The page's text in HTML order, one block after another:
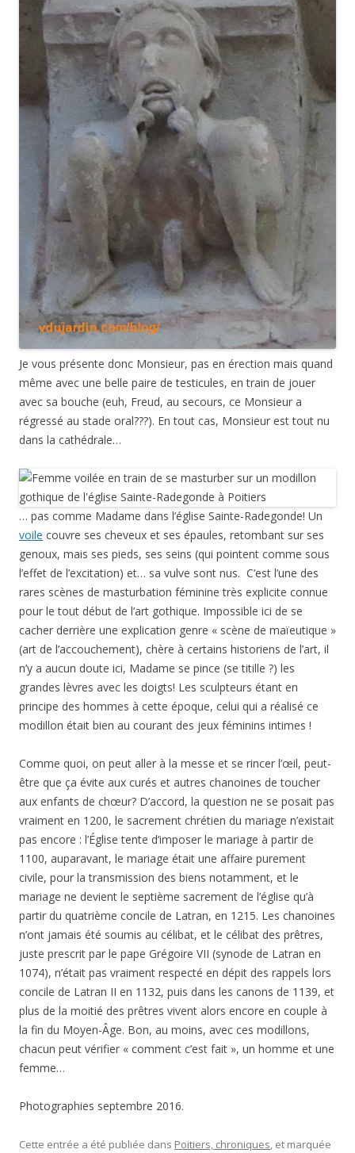
Je vous présente donc Monsieur, pas en érection mais quand
même avec une belle paire de testicules, en train de jouer
avec sa bouche (euh, Freud, au secours, ce Monsieur a
régressé au stade oral???). En tout cas, Monsieur est tout nu
dans la cathédrale…
… pas comme Madame dans l’église Sainte-Radegonde! Un
voile couvre ses cheveux et ses épaules, retombant sur ses
genoux, mais ses pieds, ses seins (qui pointent comme sous
l’effet de l’excitation) et… sa vulve sont nus. C’est l’une des
rares scènes de masturbation féminine très explicite connue
pour le tout début de l’art gothique. Impossible ici de se
cacher derrière une explication genre « scène de maïeutique »
(art de l’accouchement), chère à certains historiens de l’art, il
n’y a aucun doute ici, Madame se pince (se titille ?) les
grandes lèvres avec les doigts! Les sculpteurs étant en
principe des hommes à cette époque, celui qui a réalisé ce
modillon était bien au courant des jeux féminins intimes !
Comme quoi, on peut aller à la messe et se rincer l’œil, peut-
être que ça évite aux curés et autres chanoines de toucher
aux enfants de chœur? D’accord, la question ne se posait pas
vraiment en 1200, le sacrement chrétien du mariage n’existait
pas encore : l’Église tente d’imposer le mariage à partir de
1100, auparavant, le mariage était une affaire purement
civile, pour la transmission des biens notamment, et le
mariage ne devient le septième sacrement de l’église qu’à
partir du quatrième concile de Latran, en 1215. Les chanoines
n’ont jamais été soumis au célibat, et le célibat des prêtres,
juste prescrit par le pape Grégoire VII (synode de Latran en
1074), n’était pas vraiment respecté en dépit des rappels lors
concile de Latran II en 1132, puis dans les canons de 1139, et
plus de la moitié des prêtres vivent alors encore en couple à
la fin du Moyen-Âge. Bon, au moins, avec ces modillons,
chacun peut vérifier « comment c’est fait », un homme et une
femme…
Photographies septembre 2016.
Cette entrée a été publiée dans Poitiers, chroniques, et marquée